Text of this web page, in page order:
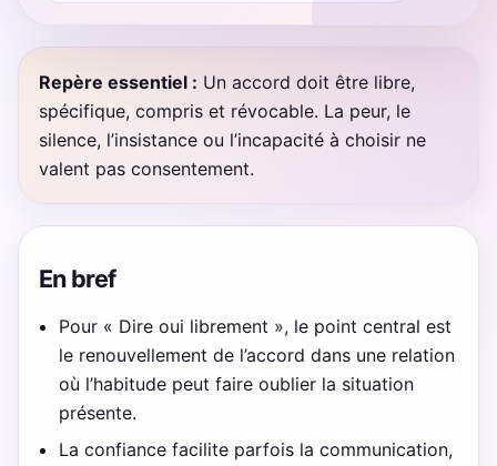
Repère essentiel : Un accord doit être libre,
spécifique, compris et révocable. La peur, le
silence, l’insistance ou l’incapacité à choisir ne
valent pas consentement.
En bref
Pour « Dire oui librement », le point central est
le renouvellement de l’accord dans une relation
où l’habitude peut faire oublier la situation
présente.
La confiance facilite parfois la communication,